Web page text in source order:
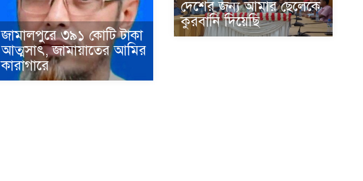
জামালপুরে ৩৯১ কোটি টাকা
আত্মসাৎ, জামায়াতের আমির
কারাগারে
দেশের জন্য আমার ছেলেকে
কুরবানি দিয়েছি